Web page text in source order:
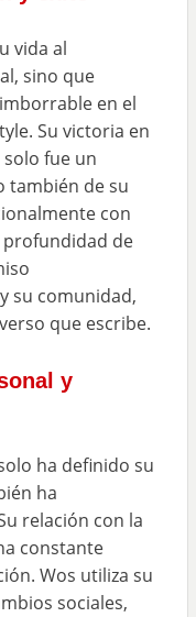
vida al
sino que
en el
Su victoria en
solo fue un
también de su
con
profundidad de
su comunidad,
que escribe.
y
ha definido su
ha
relación con la
constante
Wos utiliza su
sociales,